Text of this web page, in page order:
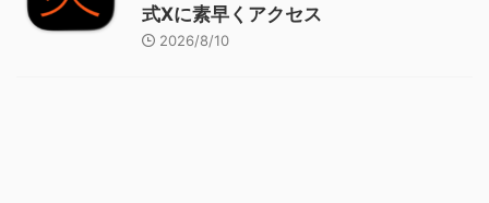
式Xに素早くアクセス
2026/8/10